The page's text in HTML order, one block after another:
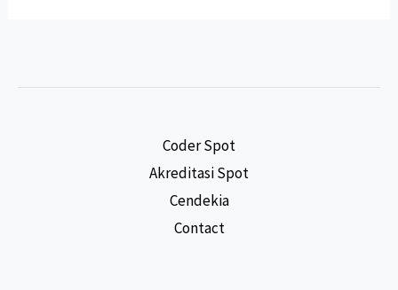
Coder Spot
Akreditasi Spot
Cendekia
Contact